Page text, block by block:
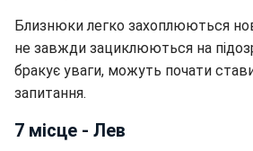
Близнюки легко захоплюються
не завжди зациклюються на
бракує уваги, можуть почати
запитання.
7 місце - Лев